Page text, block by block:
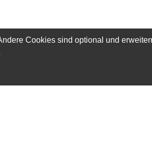
Cookies sind optional und